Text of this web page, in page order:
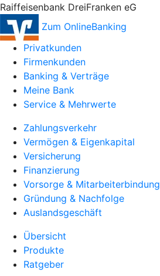
Raiffeisenbank DreiFranken eG
Zum OnlineBanking
Privatkunden
Firmenkunden
Banking & Verträge
Meine Bank
Service & Mehrwerte
Zahlungsverkehr
Vermögen & Eigenkapital
Versicherung
Finanzierung
Vorsorge & Mitarbeiterbindung
Gründung & Nachfolge
Auslandsgeschäft
Übersicht
Produkte
Ratgeber